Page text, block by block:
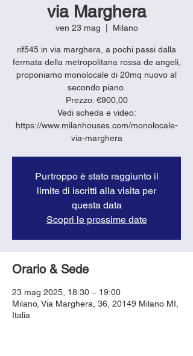
via Marghera
ven 23 mag Milano
rif545 in via marghera, a pochi passi dalla
fermata della metropolitana rossa de angeli,
proponiamo monolocale di 20mq nuovo al
secondo piano.
Prezzo: €900,00
Vedi scheda e video:
https://www.milanhouses.com/monolocale-
via-marghera
Purtroppo è stato raggiunto il
limite di iscritti alla visita per
questa data
Scopri le prossime date
Orario & Sede
23 mag 2025, 18:30 – 19:00
Milano, Via Marghera, 36, 20149 Milano MI,
Italia